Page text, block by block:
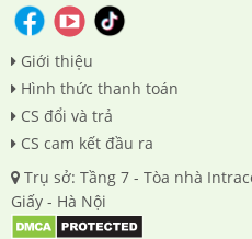
Giới thiệu
Hình thức thanh toán
CS đổi và trả
CS cam kết đầu ra
Trụ sở: Tầng 7 - Tòa nhà
Giấy - Hà Nội